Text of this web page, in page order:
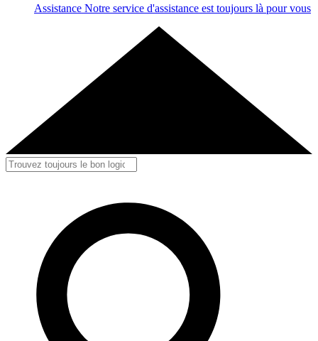
Assistance Notre service d'assistance est toujours là pour vous